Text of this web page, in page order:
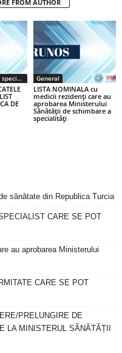
FROM AUTHOR
Certificate medici specialiști / primari
DE
General
LISTA NOMINALA cu
medicii rezidenţi care au
aprobarea Ministerului
Sănătăţii de schimbare a
specialităţi
sănătate din Republica Turcia
CARE SE POT
au aprobarea Ministerului
CARE SE POT
PRELUNGIRE DE
LA MINISTERUL SĂNĂTĂȚII